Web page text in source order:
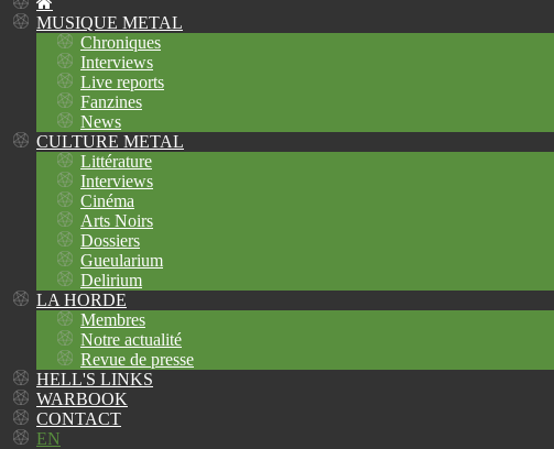
MUSIQUE METAL
Chroniques
Interviews
Live reports
Fanzines
News
CULTURE METAL
Littérature
Interviews
Cinéma
Arts Noirs
Dossiers
Gueularium
Delirium
LA HORDE
Membres
Notre actualité
Revue de presse
HELL'S LINKS
WARBOOK
CONTACT
EN